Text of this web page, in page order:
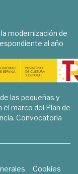
modernización de
al año
las pequeñas y
marco del Plan de
Convocatoria
Cookies